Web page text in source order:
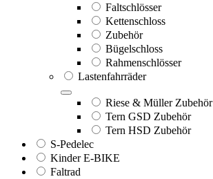
Faltschlösser
Kettenschloss
Zubehör
Bügelschloss
Rahmenschlösser
Lastenfahrräder
Riese & Müller Zubehör
Tern GSD Zubehör
Tern HSD Zubehör
S-Pedelec
Kinder E-BIKE
Faltrad